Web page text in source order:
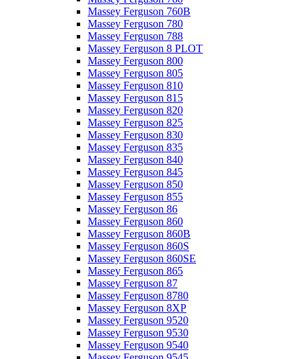
Massey Ferguson 760B
Massey Ferguson 780
Massey Ferguson 788
Massey Ferguson 8 PLOT
Massey Ferguson 800
Massey Ferguson 805
Massey Ferguson 810
Massey Ferguson 815
Massey Ferguson 820
Massey Ferguson 825
Massey Ferguson 830
Massey Ferguson 835
Massey Ferguson 840
Massey Ferguson 845
Massey Ferguson 850
Massey Ferguson 855
Massey Ferguson 86
Massey Ferguson 860
Massey Ferguson 860B
Massey Ferguson 860S
Massey Ferguson 860SE
Massey Ferguson 865
Massey Ferguson 87
Massey Ferguson 8780
Massey Ferguson 8XP
Massey Ferguson 9520
Massey Ferguson 9530
Massey Ferguson 9540